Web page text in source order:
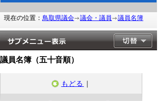
現在の位置： 鳥取県議会 議会・議員 議員名簿
議員名簿（五十音順）
もどる ｜